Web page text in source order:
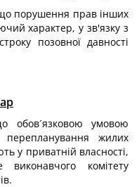
порушення прав інших
характер, у зв'язку з
позовної давності
обов´язковою умовою
жилих
у приватній власності,
комітету